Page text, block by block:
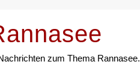
zum Thema Rannasee.